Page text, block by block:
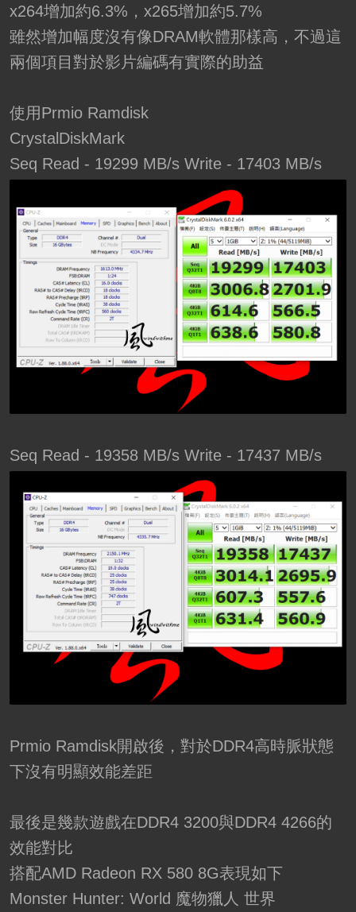
x264增加約6.3%，x265增加約5.7%
雖然增加幅度沒有像DRAM軟體那樣高，不過這
兩個項目對於影片編碼有實際的助益
使用Prmio Ramdisk
CrystalDiskMark
Seq Read - 19299 MB/s Write - 17403 MB/s
Seq Read - 19358 MB/s Write - 17437 MB/s
Prmio Ramdisk開啟後，對於DDR4高時脈狀態
下沒有明顯效能差距
最後是幾款遊戲在DDR4 3200與DDR4 4266的
效能對比
搭配AMD Radeon RX 580 8G表現如下
Monster Hunter: World 魔物獵人 世界